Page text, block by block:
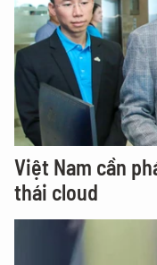
Việt Nam cần
thái cloud